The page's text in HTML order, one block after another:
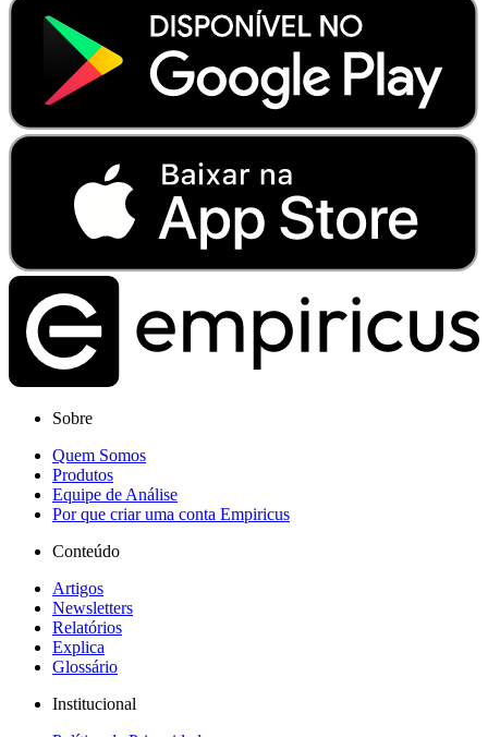
Sobre
Quem Somos
Produtos
Equipe de Análise
Por que criar uma conta Empiricus
Conteúdo
Artigos
Newsletters
Relatórios
Explica
Glossário
Institucional